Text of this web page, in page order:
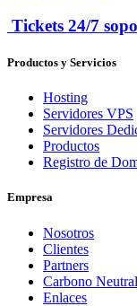
Tickets 24/7
Productos y Servicios
Hosting
Servidores VPS
Servidores
Productos
Registro de
Empresa
Nosotros
Clientes
Partners
Carbono Neutral
Enlaces